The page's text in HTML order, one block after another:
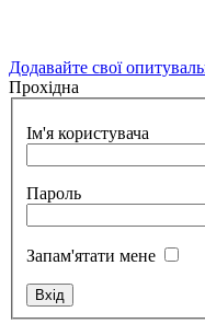
Додавайте свої
Прохідна
Ім'я користувача
Пароль
Запам'ятати мене